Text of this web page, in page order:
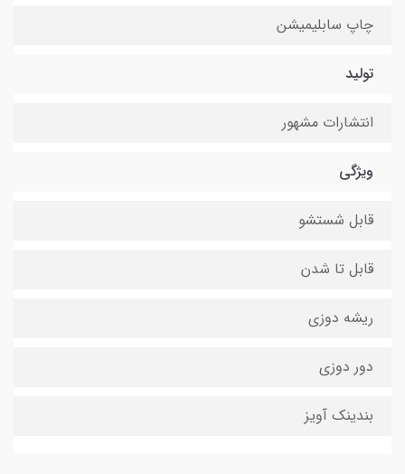
چاپ سابلیمیشن
تولید
انتشارات مشهور
ویژگی
قابل شستشو
قابل تا شدن
ریشه دوزی
دور دوزی
بندینک آویز